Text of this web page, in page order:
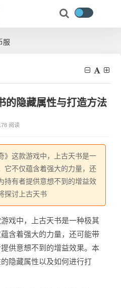
服
的隐藏属性与打造方法
阅读
这款游戏中，上古天书是一
它不仅蕴含着强大的力量，还
持有者提供意想不到的增益效
探讨上古天书
中，上古天书是一种极其
含着强大的力量，还可能带
供意想不到的增益效果。本
隐藏属性以及如何进行打